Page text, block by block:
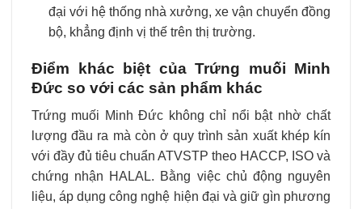
đại với hệ thống nhà xưởng, xe vận chuyển đồng
bộ, khẳng định vị thế trên thị trường.
Điểm khác biệt của Trứng muối Minh
Đức so với các sản phẩm khác
Trứng muối Minh Đức không chỉ nổi bật nhờ chất
lượng đầu ra mà còn ở quy trình sản xuất khép kín
với đầy đủ tiêu chuẩn ATVSTP theo HACCP, ISO và
chứng nhận HALAL. Bằng việc chủ động nguyên
liệu, áp dụng công nghệ hiện đại và giữ gìn phương